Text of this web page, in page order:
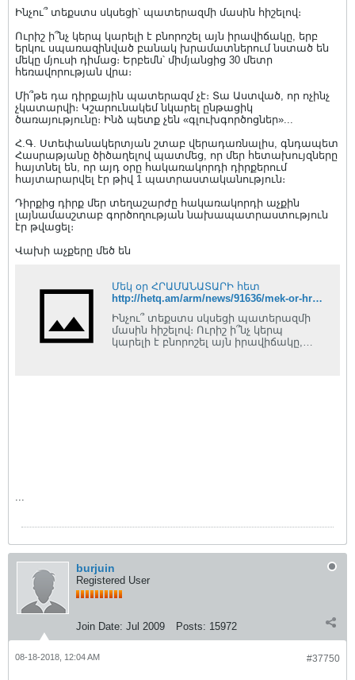
Ինչու՞ տեքստս սկսեցի՝ պատերազմի մասին հիշելով։
Ուրիշ ի՞նչ կերպ կարելի է բնորոշել այն իրավիճակը, երբ
երկու սպառազինված բանակ խրամատներում նստած են
մեկը մյուսի դիմաց։ Երբեմն՝ միմյանցից 30 մետր
հեռավորության վրա։
Մի՞թե դա դիրքային պատերազմ չէ։ Տա Աստված, որ ոչինչ
չկատարվի։ Կշարունակեմ նկարել ընթացիկ
ծառայությունը։ Ինձ պետք չեն «գլուխգործոցներ»...
Հ.Գ. Ստեփանակերտյան շտաբ վերադառնալիս, գնդապետ
Հասրաթյանը ծիծաղելով պատմեց, որ մեր հետախույզները
հայտնել են, որ այդ օրը հակառակորդի դիրքերում
հայտարարվել էր թիվ 1 պատրաստականություն։
Դիրքից դիրք մեր տեղաշարժը հակառակորդի աչքին
լայնամասշտաբ գործողության նախապատրաստություն
էր թվացել։
Վախի աչքերը մեծ են
Մեկ օր ՀՐԱՄԱՆԱՏԱՐԻ հետ
http://hetq.am/arm/news/91636/mek-or-hramanatari-het.html/
Ինչու՞ տեքստս սկսեցի պատերազմի
մասին հիշելով։ Ուրիշ ի՞նչ կերպ
կարելի է բնորոշել այն իրավիճակը,
burjuin
Registered User
Join Date: Jul 2009 Posts: 15972
#37750
08-18-2018, 12:04 AM